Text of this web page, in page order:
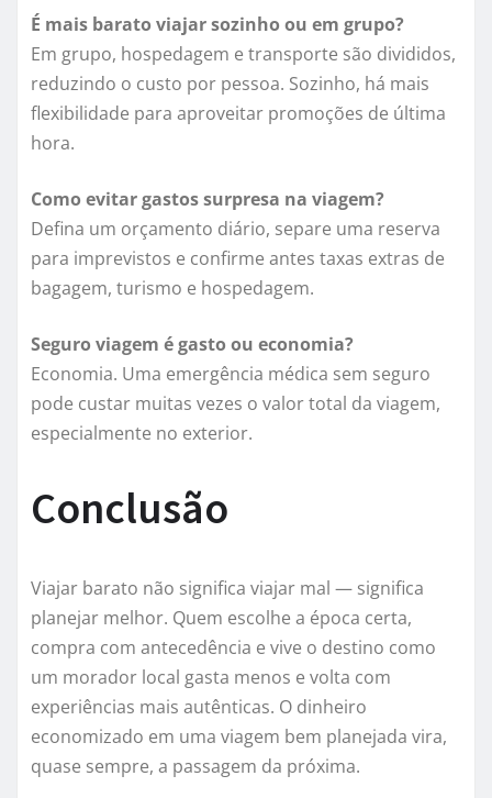
É mais barato viajar sozinho ou em grupo?
Em grupo, hospedagem e transporte são divididos,
reduzindo o custo por pessoa. Sozinho, há mais
flexibilidade para aproveitar promoções de última
hora.
Como evitar gastos surpresa na viagem?
Defina um orçamento diário, separe uma reserva
para imprevistos e confirme antes taxas extras de
bagagem, turismo e hospedagem.
Seguro viagem é gasto ou economia?
Economia. Uma emergência médica sem seguro
pode custar muitas vezes o valor total da viagem,
especialmente no exterior.
Conclusão
Viajar barato não significa viajar mal — significa
planejar melhor. Quem escolhe a época certa,
compra com antecedência e vive o destino como
um morador local gasta menos e volta com
experiências mais autênticas. O dinheiro
economizado em uma viagem bem planejada vira,
quase sempre, a passagem da próxima.